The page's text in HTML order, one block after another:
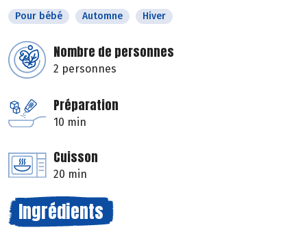
Pour bébé Automne Hiver
Nombre de personnes
2 personnes
Préparation
10 min
Cuisson
20 min
Ingrédients